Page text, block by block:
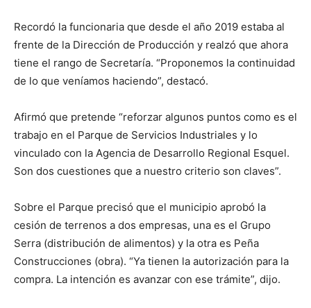
Recordó la funcionaria que desde el año 2019 estaba al
frente de la Dirección de Producción y realzó que ahora
tiene el rango de Secretaría. “Proponemos la continuidad
de lo que veníamos haciendo”, destacó.
Afirmó que pretende “reforzar algunos puntos como es el
trabajo en el Parque de Servicios Industriales y lo
vinculado con la Agencia de Desarrollo Regional Esquel.
Son dos cuestiones que a nuestro criterio son claves”.
Sobre el Parque precisó que el municipio aprobó la
cesión de terrenos a dos empresas, una es el Grupo
Serra (distribución de alimentos) y la otra es Peña
Construcciones (obra). “Ya tienen la autorización para la
compra. La intención es avanzar con ese trámite”, dijo.